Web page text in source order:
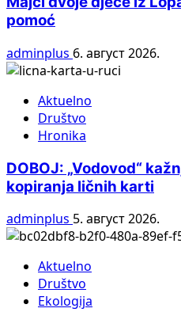
pomoć
adminplus 6. август 2026.
Aktuelno
Društvo
Hronika
DOBOJ: „Vodovod“
kopiranja ličnih karti
adminplus 5. август 2026.
Aktuelno
Društvo
Ekologija